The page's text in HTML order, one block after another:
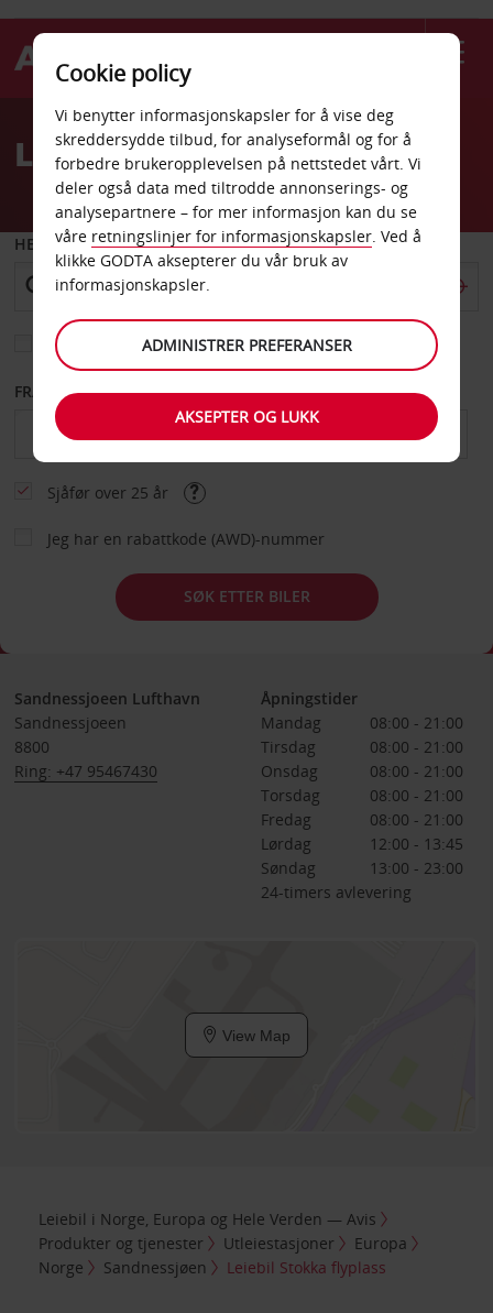
Welcome
AvisLeiebil Stokka flyplass
HENT FRA
Velg et annet leveringssted
FRA DATO TIL DATO
Sjåfør over 25 år
Jeg har en rabattkode (AWD)-nummer
SØK ETTER BILER
Sandnessjoeen Lufthavn
Sandnessjoeen
8800
Ring: +47 95467430
Åpningstider
Mandag
08:00 - 21:00
Tirsdag
08:00 - 21:00
Onsdag
08:00 - 21:00
Torsdag
08:00 - 21:00
Fredag
08:00 - 21:00
Lørdag
12:00 - 13:45
Søndag
13:00 - 23:00
24-timers avlevering
View Map
Leiebil i Norge, Europa og Hele Verden — Avis
Produkter og tjenester
Utleiestasjoner
Europa
Norge
Sandnessjøen Leiebil Stokka flyplass
Cookie policy
Vi benytter informasjonskapsler for å vise deg
skreddersydde tilbud, for analyseformål og for å
forbedre brukeropplevelsen på nettstedet vårt. Vi
deler også data med tiltrodde annonserings- og
analysepartnere – for mer informasjon kan du se
våre retningslinjer for informasjonskapsler. Ved å
klikke GODTA aksepterer du vår bruk av
informasjonskapsler.
ADMINISTRER PREFERANSER
AKSEPTER OG LUKK